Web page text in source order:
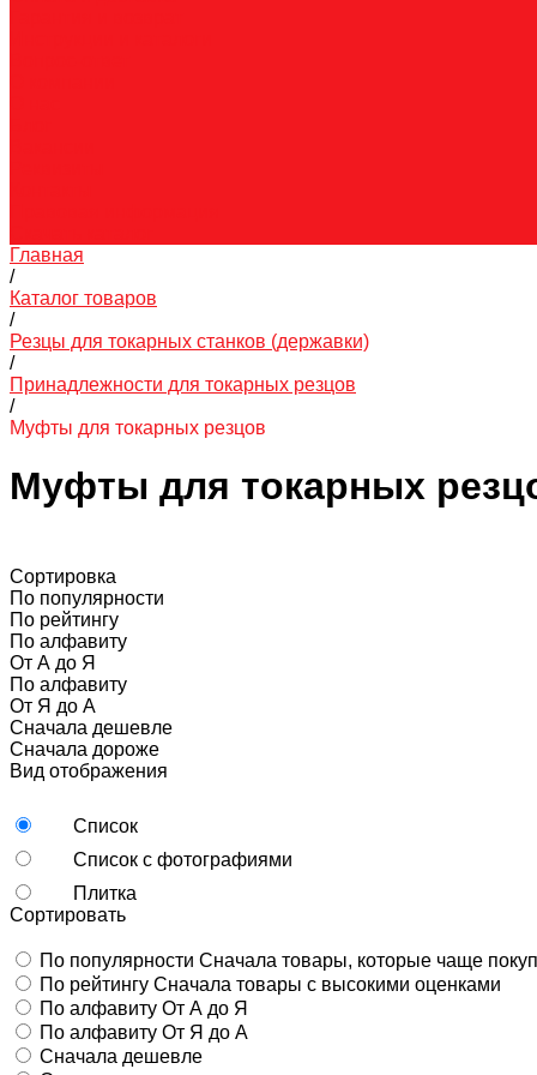
Главная
/
Каталог товаров
/
Резцы для токарных станков (державки)
/
Принадлежности для токарных резцов
/
Муфты для токарных резцов
Муфты для токарных
Сортировка
По популярности
По рейтингу
По алфавиту
От А до Я
По алфавиту
От Я до А
Сначала дешевле
Сначала дороже
Вид отображения
Список
Список с фотографиями
Плитка
Сортировать
По популярности Сначала товары, которые чаще
По рейтингу Сначала товары с высокими оценками
По алфавиту От А до Я
По алфавиту От Я до А
Сначала дешевле